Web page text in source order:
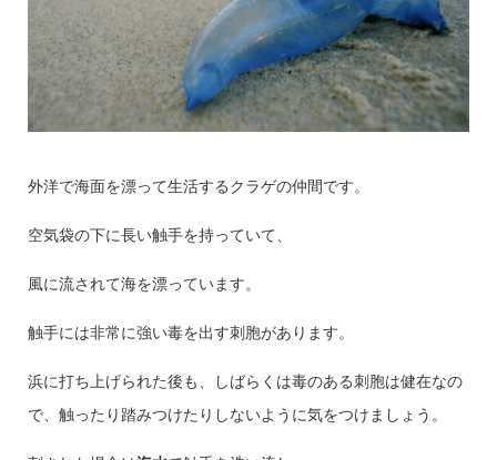
外洋で海面を漂って生活するクラゲの仲間です。
空気袋の下に長い触手を持っていて、
風に流されて海を漂っています。
触手には非常に強い毒を出す刺胞があります。
浜に打ち上げられた後も、しばらくは毒のある刺胞は健在なの
で、触ったり踏みつけたりしないように気をつけましょう。